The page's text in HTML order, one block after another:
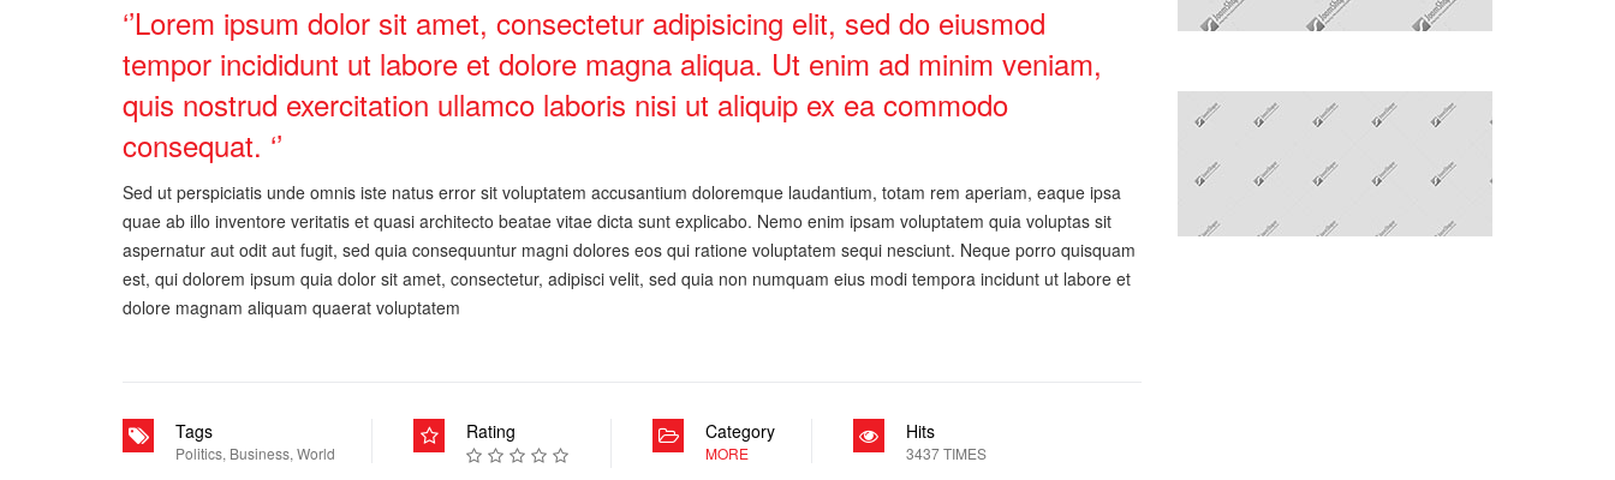
‘’Lorem ipsum dolor sit amet, consectetur adipisicing elit, sed do eiusmod
tempor incididunt ut labore et dolore magna aliqua. Ut enim ad minim veniam,
quis nostrud exercitation ullamco laboris nisi ut aliquip ex ea commodo
consequat. ‘’
Sed ut perspiciatis unde omnis iste natus error sit voluptatem accusantium doloremque laudantium, totam rem aperiam, eaque ipsa
quae ab illo inventore veritatis et quasi architecto beatae vitae dicta sunt explicabo. Nemo enim ipsam voluptatem quia voluptas sit
aspernatur aut odit aut fugit, sed quia consequuntur magni dolores eos qui ratione voluptatem sequi nesciunt. Neque porro quisquam
est, qui dolorem ipsum quia dolor sit amet, consectetur, adipisci velit, sed quia non numquam eius modi tempora incidunt ut labore et
dolore magnam aliquam quaerat voluptatem
Tags
Politics, Business, World
Rating Category
MORE
Hits
3437 TIMES